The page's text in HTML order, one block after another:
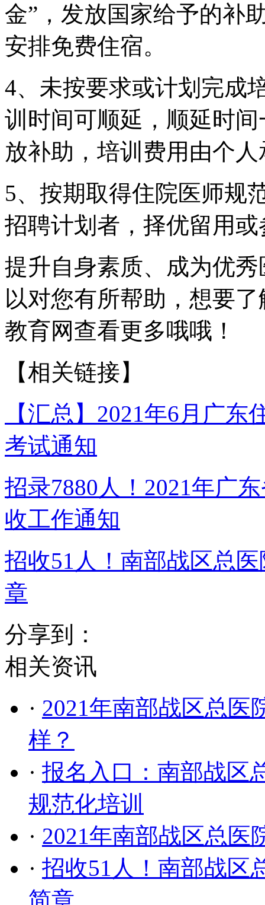
金”，发放国家给予的补
安排免费住宿。
4、未按要求或计划完成
训时间可顺延，顺延时
放补助，培训费用由个人
5、按期取得住院医师规
招聘计划者，择优留用
提升自身素质、成为优
以对您有所帮助，想要
教育网查看更多哦哦！
【相关链接】
【汇总】2021年6月广
考试通知
招录7880人！2021年广
收工作通知
招收51人！南部战区总
章
分享到：
相关资讯
· 2021年南部战区总医
样？
· 报名入口：南部战区
规范化培训
· 2021年南部战区总医
· 招收51人！南部战区
简章